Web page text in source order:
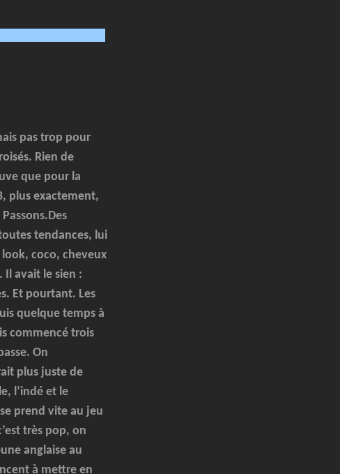
pas trop pour
Rien de
que pour la
plus exactement,
tendances, lui
coco, cheveux
Il avait le sien :
Et pourtant. Les
quelque temps à
commencé trois
On
plus juste de
l’indé et le
prend vite au jeu
très pop, on
anglaise au
à mettre en